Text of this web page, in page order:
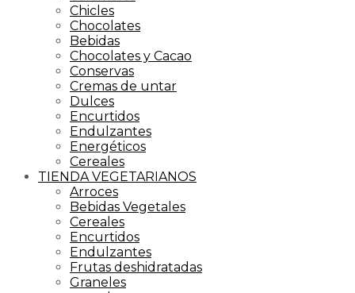
Chicles
Chocolates
Bebidas
Chocolates y Cacao
Conservas
Cremas de untar
Dulces
Encurtidos
Endulzantes
Energéticos
Cereales
TIENDA VEGETARIANOS
Arroces
Bebidas Vegetales
Cereales
Encurtidos
Endulzantes
Frutas deshidratadas
Graneles